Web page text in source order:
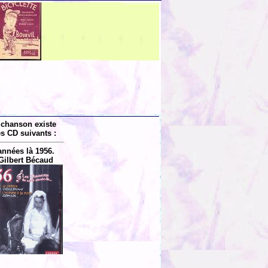
existe
CD suivants :
là 1956.
Bécaud